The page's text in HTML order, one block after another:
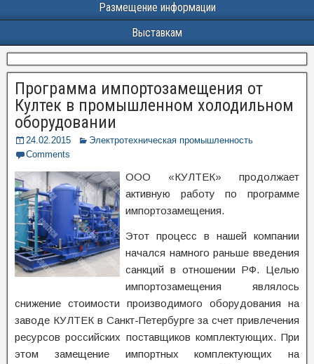
Размещение информации
Выставкам
Программа импортозамещения от
Култек в промышленном холодильном
оборудовании
24.02.2015
Электротехническая промышленность
Comments
ООО «КУЛТЕК» продолжает
активную работу по программе
импортозамещения.
Этот процесс в нашей компании
начался намного раньше введения
санкций в отношении РФ. Целью
импортозамещения являлось
снижение стоимости производимого оборудования на
заводе КУЛТЕК в Санкт-Петербурге за счет привлечения
ресурсов российских поставщиков комплектующих. При
этом замещение импортных комплектующих на